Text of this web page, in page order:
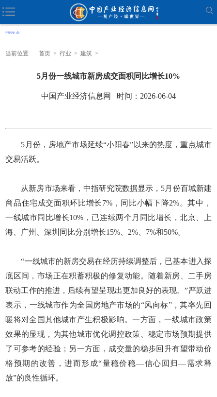
当前位置 首页 > 行业 > 建筑 >
5月份一线城市新房成交面积同比增长10%
中国产业经济信息网 时间：2026-06-04
5月份，房地产市场延续“小阳春”以来的热度，重点城市
交易活跃。
从新房市场来看，中指研究院数据显示，5月份百城新建
商品住宅成交面积环比增长7%，同比小幅下降2%。其中，
一线城市同比增长10%，已连续两个月同比增长，北京、上
海、广州、深圳同比分别增长15%、2%、7%和50%。
“一线城市的新房交易在经历持续调整后，已基本进入探
底区间，市场正在积蓄积极的修复动能。随着新房、二手房
联动工作的推进，后续有望呈现出更加良好的表现。”严跃进
表示，一线城市作为全国房地产市场的“风向标”，其率先回
暖将对全国其他城市产生积极影响。一方面，一线城市政策
效果的显现，为其他城市优化调控政策、稳定市场预期提供
了可参考的经验；另一方面，成交量的稳步回升有望带动价
格预期的改善，进而形成“量稳价稳—信心回归—需求释
放”的良性循环。